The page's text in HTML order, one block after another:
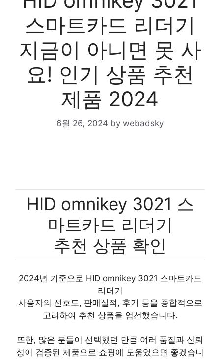
스마트카드 리더기
지금이 아니면 못 사
요! 인기 상품 추천
제품 2024
6월 26, 2024 by webadsky
HID omnikey 3021 스
마트카드 리더기
추천 상품 확인
2024년 기준으로 HID omnikey 3021 스마트카드
리더기
사용자의 선호도, 판매실적, 후기 등을 종합적으로
고려하여 추천 상품을 엄선했습니다.
또한, 많은 분들이 선택했던 만큼 여러 품질과 신뢰
성이 검증된 제품으로 쇼핑에 도움었으면 좋겠습니